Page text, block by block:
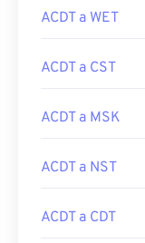
ACDT a WET
ACDT a CST
ACDT a MSK
ACDT a NST
ACDT a CDT